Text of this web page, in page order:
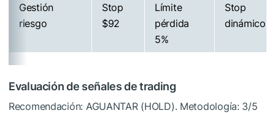
Gestión
riesgo
Stop
$92
Límite
pérdida
5%
Stop
dinámico
Evaluación de señales de trading
Recomendación: AGUANTAR (HOLD). Metodología: 3/5